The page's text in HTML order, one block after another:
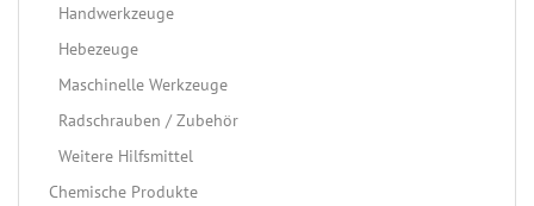
Handwerkzeuge
Hebezeuge
Maschinelle Werkzeuge
Radschrauben / Zubehör
Weitere Hilfsmittel
Chemische Produkte